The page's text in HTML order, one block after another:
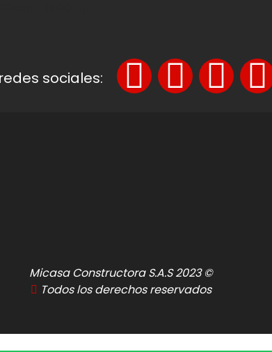
sociales:
Micasa Constructora S.A.S 2023 ©
Todos los derechos reservados